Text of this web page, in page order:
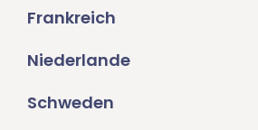
Frankreich
Niederlande
Schweden